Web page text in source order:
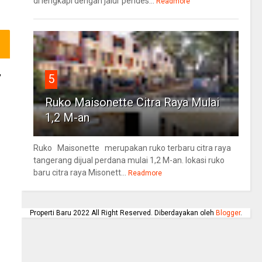
5
Ruko Maisonette Citra Raya Mulai
1,2 M-an
Ruko Maisonette merupakan ruko terbaru citra raya
tangerang dijual perdana mulai 1,2 M-an. lokasi ruko
baru citra raya Misonett...
Readmore
Properti Baru 2022 All Right Reserved. Diberdayakan oleh Blogger.